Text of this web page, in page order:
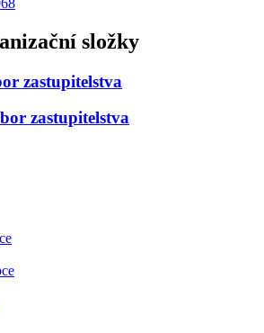
složky
zastupitelstva
zastupitelstva